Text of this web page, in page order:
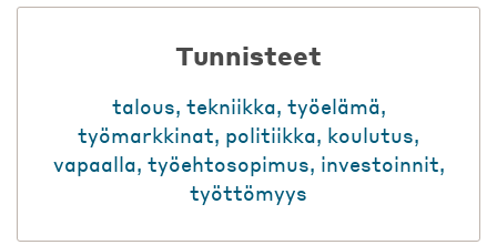
Tunnisteet
talous, tekniikka, työelämä,
työmarkkinat, politiikka, koulutus,
vapaalla, työehtosopimus, investoinnit,
työttömyys